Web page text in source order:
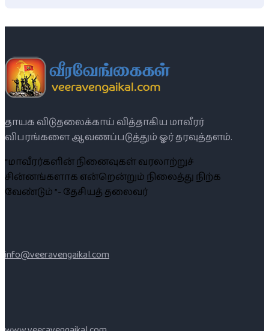
தாயக விடுதலைக்காய் வித்தாகிய மாவீரர்
விபரங்களை ஆவணப்படுத்தும் ஓர் தரவுத்தளம்.
“மாவீரர்களின் நினைவுகள் வரலாற்றுச்
சின்னங்களாக என்றென்றும் நிலைத்து நிற்க
வேண்டும் ”- தேசியத் தலைவர்
info@veeravengaikal.com